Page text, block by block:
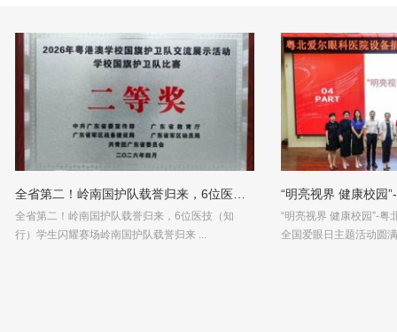
全省第二！岭南国护队载誉归来，6位医…
全省第二！岭南国护队载誉归来，6位医技（知
行）学生闪耀赛场岭南国护队载誉归来 ...
“明亮视界 健康校园
“明亮视界 健康校园”-粤
全国爱眼日主题活动圆